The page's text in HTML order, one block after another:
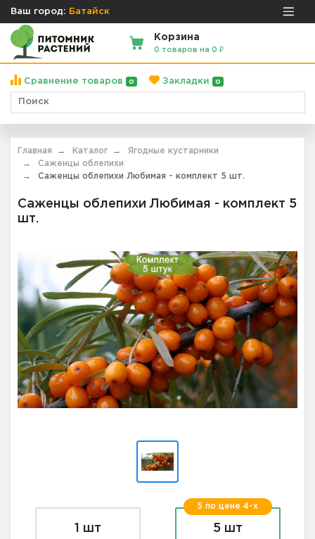
Ваш город: Батайск
Корзина
0 товаров на 0 ₽
Сравнение товаров 0 Закладки 0
Главная Каталог
Ягодные кустарники
Саженцы облепихи
Саженцы облепихи Любимая - комплект 5 шт.
Саженцы облепихи Любимая - комплект 5
шт.
1 шт
5 по цене 4-х
5 шт